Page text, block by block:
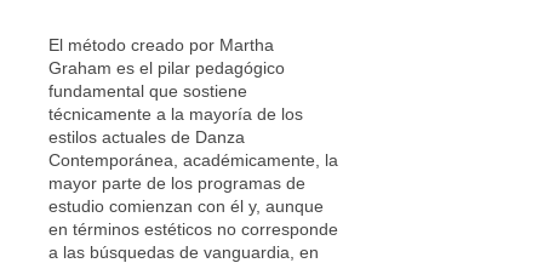
El método creado por Martha
Graham es el pilar pedagógico
fundamental que sostiene
técnicamente a la mayoría de los
estilos actuales de Danza
Contemporánea, académicamente, la
mayor parte de los programas de
estudio comienzan con él y, aunque
en términos estéticos no corresponde
a las búsquedas de vanguardia, en